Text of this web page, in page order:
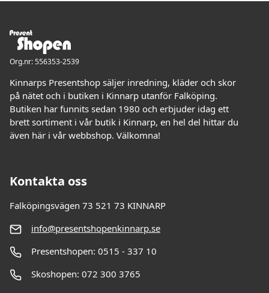
Org.nr: 556353-2539
Kinnarps Presentshop säljer inredning, kläder och skor
på nätet och i butiken i Kinnarp utanför Falköping.
Butiken har funnits sedan 1980 och erbjuder idag ett
brett sortiment i vår butik i Kinnarp, en hel del hittar du
även här i vår webbshop. Välkomna!
Kontakta oss
Falköpingsvägen 73 521 73 KINNARP
info@presentshopenkinnarp.se
Presentshopen: 0515 - 337 10
Skoshopen: 072 300 3765